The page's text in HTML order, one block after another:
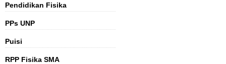
Pendidikan Fisika
PPs UNP
Puisi
RPP Fisika SMA